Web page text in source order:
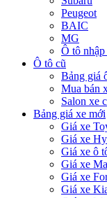
Peugeot
BAIC
MG
Ô tô nhập
Ô tô cũ
Bảng giá
Mua bán
Salon xe
Bảng giá xe mới
Giá xe
Giá xe
Giá xe ô
Giá xe
Giá xe
Giá xe